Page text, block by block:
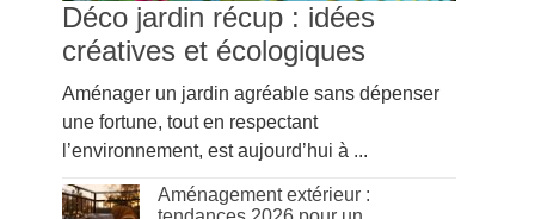
Déco jardin récup : idées
créatives et écologiques
Aménager un jardin agréable sans dépenser
une fortune, tout en respectant
l’environnement, est aujourd’hui à ...
Aménagement extérieur :